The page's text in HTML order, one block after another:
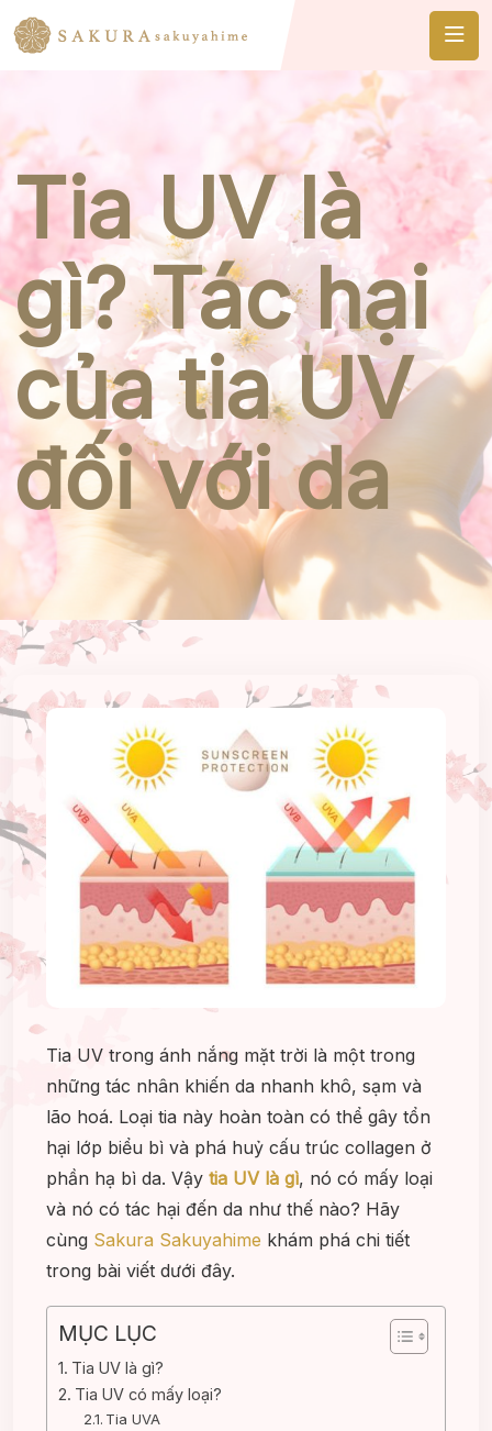
Tia UV là
gì? Tác hại
của tia UV
đối với da
Tia UV trong ánh nắng mặt trời là một trong
những tác nhân khiến da nhanh khô, sạm và
lão hoá. Loại tia này hoàn toàn có thể gây tổn
hại lớp biểu bì và phá huỷ cấu trúc collagen ở
phần hạ bì da. Vậy tia UV là gì, nó có mấy loại
và nó có tác hại đến da như thế nào? Hãy
cùng Sakura Sakuyahime khám phá chi tiết
trong bài viết dưới đây.
MỤC LỤC
Tia UV là gì?
Tia UV có mấy loại?
Tia UVA